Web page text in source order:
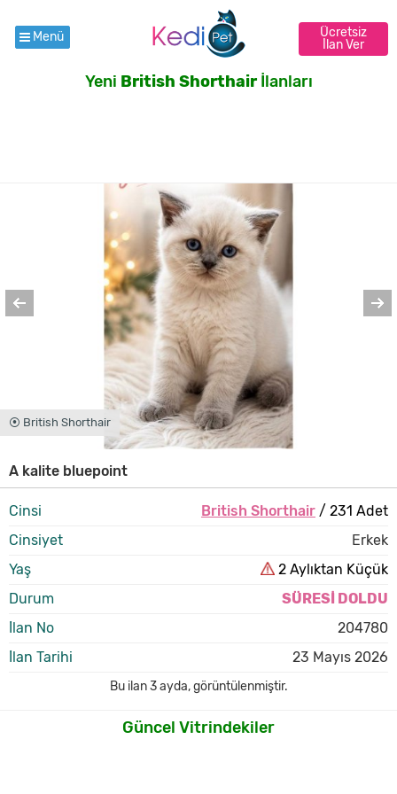
Menü
Ücretsiz
İlan Ver
Yeni British Shorthairİlanları
⦿ British Shorthair
A kalite bluepoint
Cinsi British Shorthair/ 231 Adet
Cinsiyet
Erkek
Yaş
2 Aylıktan Küçük
Durum
SÜRESİ DOLDU
İlan No
204780
İlan Tarihi
23 Mayıs 2026
Bu ilan3 ayda,görüntülenmiştir.
Güncel Vitrindekiler